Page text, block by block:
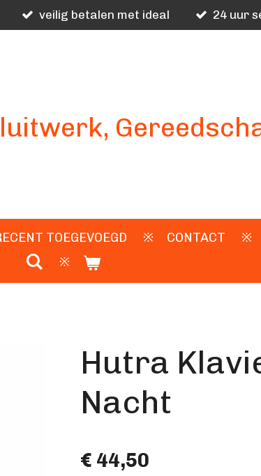
veilig betalen met ideal 24 uur
TOEGEVOEGD CONTACT
Hutra
Nacht
€ 44,50